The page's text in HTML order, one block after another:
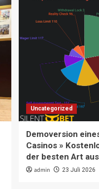
Uncategorized
Demoversion
Casinos »
der besten Art
admin 23 Juli 2026